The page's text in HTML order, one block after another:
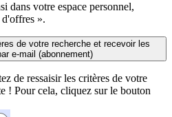
dans votre espace personnel,
».
de votre recherche et recevoir les
e-mail (abonnement)
de ressaisir les critères de votre
! Pour cela, cliquez sur le bouton